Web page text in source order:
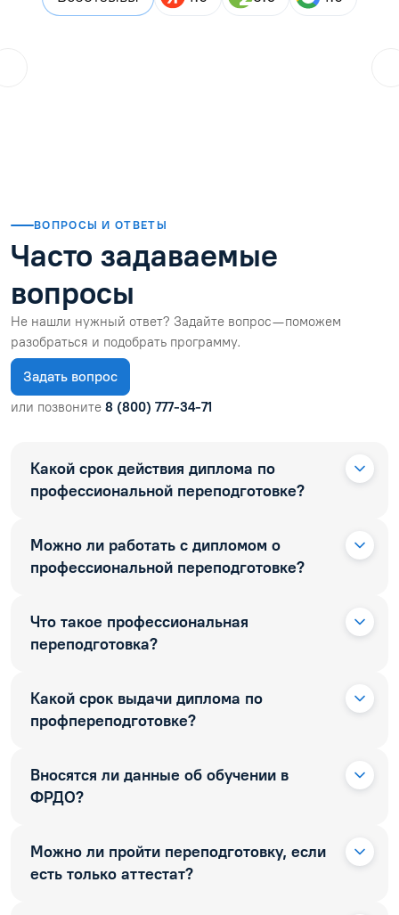
ВОПРОСЫ И ОТВЕТЫ
Часто задаваемые
вопросы
Не нашли нужный ответ? Задайте вопрос — поможем
разобраться и подобрать программу.
Задать вопрос
или позвоните 8 (800) 777-34-71
Какой срок действия диплома по
профессиональной переподготовке?
Можно ли работать с дипломом о
профессиональной переподготовке?
Что такое профессиональная
переподготовка?
Какой срок выдачи диплома по
профпереподготовке?
Вносятся ли данные об обучении в
ФРДО?
Можно ли пройти переподготовку, если
есть только аттестат?